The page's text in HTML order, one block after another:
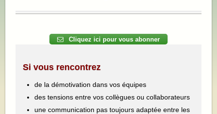
Cliquez ici pour vous abonner
Si vous rencontrez
de la démotivation dans vos équipes
des tensions entre vos collègues ou collaborateurs
une communication pas toujours adaptée entre les